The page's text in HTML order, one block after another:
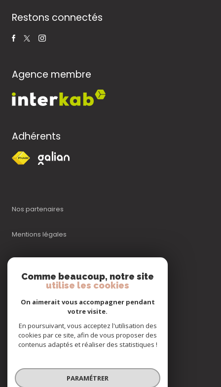
Restons connectés
Agence membre
Adhérents
Nos partenaires
Mentions légales
Admin
Nos honoraires
Cookies
© 2026 | Tous droits réservés
Comme beaucoup, notre site
utilise les cookies
On aimerait vous accompagner pendant
votre visite.
En poursuivant, vous acceptez l'utilisation des
cookies par ce site, afin de vous proposer des
contenus adaptés et réaliser des statistiques !
PARAMÉTRER